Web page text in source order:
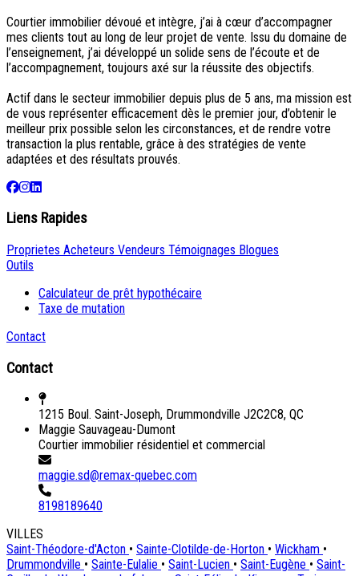
Courtier immobilier dévoué et intègre, j’ai à cœur d’accompagner
mes clients tout au long de leur projet de vente. Issu du domaine de
l’enseignement, j’ai développé un solide sens de l’écoute et de
l’accompagnement, toujours axé sur la réussite des objectifs.
Actif dans le secteur immobilier depuis plus de 5 ans, ma mission est
de vous représenter efficacement dès le premier jour, d’obtenir le
meilleur prix possible selon les circonstances, et de rendre votre
transaction la plus rentable, grâce à des stratégies de vente
adaptées et des résultats prouvés.
Liens Rapides
Proprietes Acheteurs Vendeurs Témoignages Blogues
Outils
Calculateur de prêt hypothécaire
Taxe de mutation
Contact
Contact
1215 Boul. Saint-Joseph, Drummondville J2C2C8, QC
Maggie Sauvageau-Dumont
Courtier immobilier résidentiel et commercial
maggie.sd@remax-quebec.com
8198189640
VILLES
Saint-Théodore-d'Acton • Sainte-Clotilde-de-Horton • Wickham •
Drummondville • Sainte-Eulalie • Saint-Lucien • Saint-Eugène • Saint-